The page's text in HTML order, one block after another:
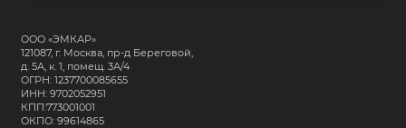
ООО «ЭМКАР»
121087, г. Москва, пр-д Береговой,
д. 5А, к. 1, помещ. 3А/4
ОГРН: 1237700085655
ИНН: 9702052951
КПП:773001001
ОКПО: 99614865